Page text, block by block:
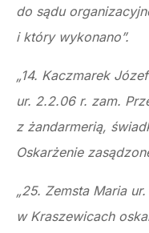
do sądu
i który wykonano”.
„14. Kaczmarek
ur. 2.2.06 r. zam.
z żandarmerią,
Oskarżenie
„25. Zemsta Maria
w Kraszewicach